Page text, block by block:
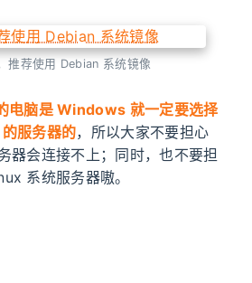
推荐使用 Debian 系统镜像
电脑是 Windows 就一定要选择
服务器的，所以大家不要担心
器会连接不上；同时，也不要担
系统服务器嗷。